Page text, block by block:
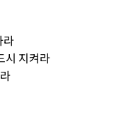
라
시 지켜라